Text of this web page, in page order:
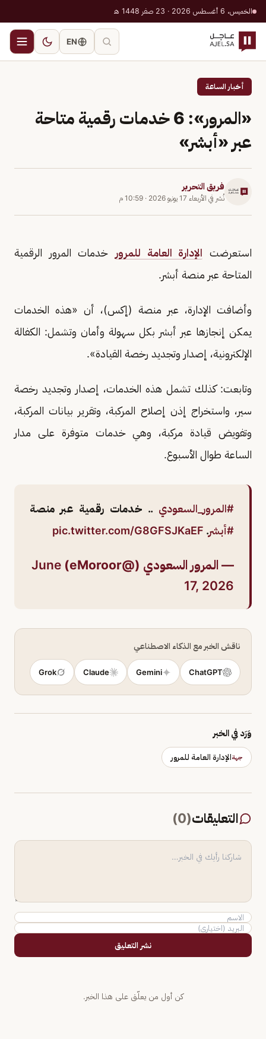
الخميس، 6 أغسطس 2026 · 23 صفر 1448 هـ
EN
أخبار الساعة
«المرور»: 6 خدمات رقمية متاحة
عبر «أبشر»
فريق التحرير
نُشر في الأربعاء 17 يونيو 2026 · 10:59 م
استعرضت الإدارة العامة للمرور خدمات المرور الرقمية
المتاحة عبر منصة أبشر.
وأضافت الإدارة، عبر منصة (إكس)، أن «هذه الخدمات
يمكن إنجازها عبر أبشر بكل سهولة وأمان وتشمل: الكفالة
الإلكترونية، إصدار وتجديد رخصة القيادة».
وتابعت: كذلك تشمل هذه الخدمات، إصدار وتجديد رخصة
سير، واستخراج إذن إصلاح المركبة، وتقرير بيانات المركبة،
وتفويض قيادة مركبة، وهي خدمات متوفرة على مدار
الساعة طوال الأسبوع.
#المرور_السعودي .. خدمات رقمية عبر منصة
#أبشر.
pic.twitter.com/G8GFSJKaEF
— المرور السعودي (@eMoroor)
June
17, 2026
ناقش الخبر مع الذكاء الاصطناعي
ChatGPT
Gemini
Claude
Grok
وَرَد في الخبر
جهةالإدارة العامة للمرور
التعليقات(
0
)
نشر التعليق
كن أول من يعلّق على هذا الخبر.